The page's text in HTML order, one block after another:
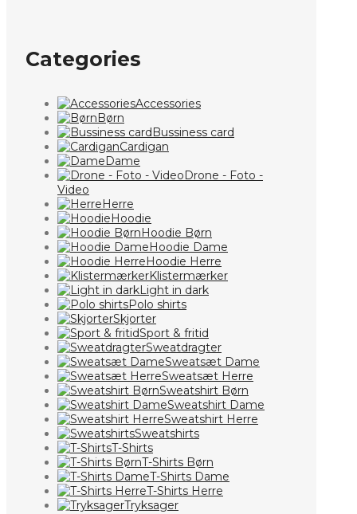
Categories
Accessories
Børn
Bussiness card
Cardigan
Dame
Drone - Foto -
Video
Herre
Hoodie
Hoodie Børn
Hoodie Dame
Hoodie Herre
Klistermærker
Light in dark
Polo shirts
Skjorter
Sport & fritid
Sweatdragter
Sweatsæt Dame
Sweatsæt Herre
Sweatshirt Børn
Sweatshirt Dame
Sweatshirt Herre
Sweatshirts
T-Shirts
T-Shirts Børn
T-Shirts Dame
T-Shirts Herre
Tryksager